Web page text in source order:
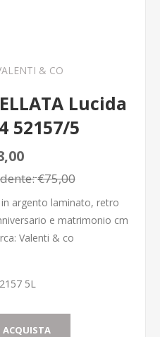
& CO
Lucida
52157/5
€75,00
argento laminato, retro
e matrimonio cm
Valenti & co
5L
ACQUISTA